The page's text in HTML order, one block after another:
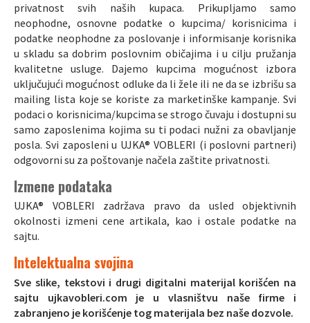
privatnost svih naših kupaca. Prikupljamo samo
neophodne, osnovne podatke o kupcima/ korisnicima i
podatke neophodne za poslovanje i informisanje korisnika
u skladu sa dobrim poslovnim običajima i u cilju pružanja
kvalitetne usluge. Dajemo kupcima mogućnost izbora
uključujući mogućnost odluke da li žele ili ne da se izbrišu sa
mailing lista koje se koriste za marketinške kampanje. Svi
podaci o korisnicima/kupcima se strogo čuvaju i dostupni su
samo zaposlenima kojima su ti podaci nužni za obavljanje
posla. Svi zaposleni u UJKA® VOBLERI (i poslovni partneri)
odgovorni su za poštovanje načela zaštite privatnosti.
Izmene podataka
UJKA® VOBLERI zadržava pravo da usled objektivnih
okolnosti izmeni cene artikala, kao i ostale podatke na
sajtu.
Intelektualna svojina
Sve slike, tekstovi i drugi digitalni materijal korišćen na
sajtu ujkavobleri.com je u vlasništvu naše firme i
zabranjeno je korišćenje tog materijala bez naše dozvole.